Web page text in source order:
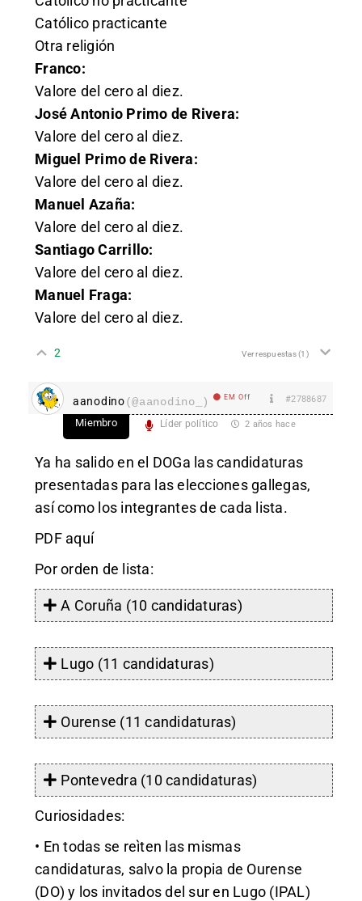
Católico practicante
Otra religión
Franco:
Valore del cero al diez.
José Antonio Primo de Rivera:
Valore del cero al diez.
Miguel Primo de Rivera:
Valore del cero al diez.
Manuel Azaña:
Valore del cero al diez.
Santiago Carrillo:
Valore del cero al diez.
Manuel Fraga:
Valore del cero al diez.
2 Ver respuestas(1)
aanodino(@aanodino_) EM Off #2788687
Miembro Líder político 2 años hace
Ya ha salido en el DOGa las candidaturas
presentadas para las elecciones gallegas,
así como los integrantes de cada lista.
PDF aquí
Por orden de lista:
A Coruña (10 candidaturas)
Lugo (11 candidaturas)
Ourense (11 candidaturas)
Pontevedra (10 candidaturas)
Curiosidades:
• En todas se reìten las mismas
candidaturas, salvo la propia de Ourense
(DO) y los invitados del sur en Lugo (IPAL)